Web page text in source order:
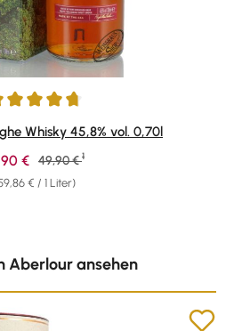
von 4.84 von 5 Sternen
Whisky 45,8% vol. 0,70l
€ / 1 Liter)
Verkaufspreis:
€ Regulärer Preis:
49,90 € 1
Aberlour ansehen